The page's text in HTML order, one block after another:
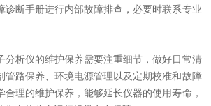
诊断手册进行内部故障排查，必要时联系专业
分析仪的维护保养需要注重细节，做好日常清
管路保养、环境电源管理以及定期校准和故障
合理的维护保养，能够延长仪器的使用寿命，